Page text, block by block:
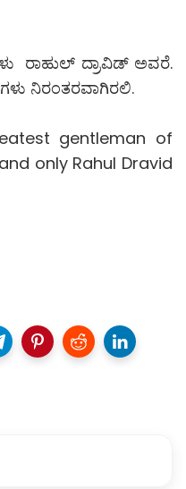
ರಾಹುಲ್ ದ್ರಾವಿಡ್ ಅವರೆ.
ನಿರಂತರವಾಗಿರಲಿ.
gentleman of
only Rahul Dravid